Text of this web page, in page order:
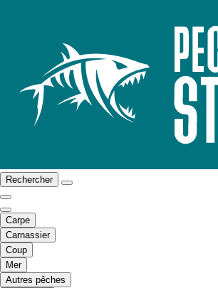
Rechercher
Carpe
Carnassier
Coup
Mer
Autres pêches